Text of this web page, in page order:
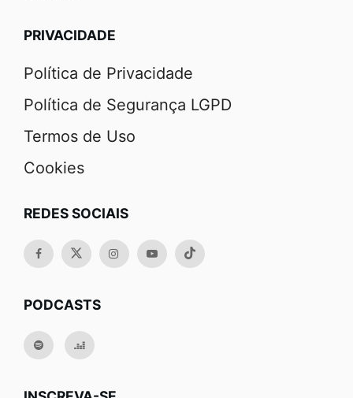
PRIVACIDADE
Política de Privacidade
Política de Segurança LGPD
Termos de Uso
Cookies
REDES SOCIAIS
PODCASTS